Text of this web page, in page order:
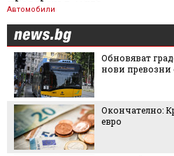
Автомобили
Обновяват
нови превозни
Окончателно:
евро